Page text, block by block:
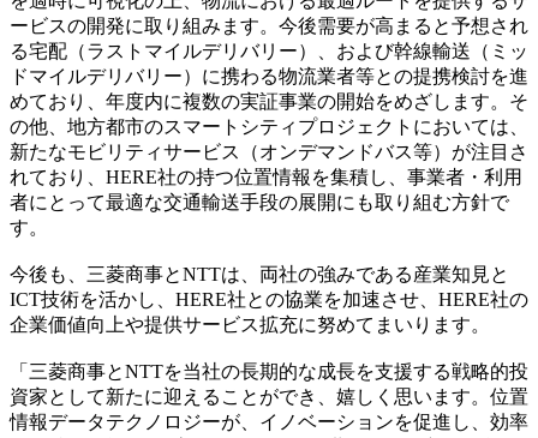
ービスの開発に取り組みます。今後需要が高まると予想され
る宅配（ラストマイルデリバリー）、および幹線輸送（ミッ
ドマイルデリバリー）に携わる物流業者等との提携検討を進
めており、年度内に複数の実証事業の開始をめざします。そ
の他、地方都市のスマートシティプロジェクトにおいては、
新たなモビリティサービス（オンデマンドバス等）が注目さ
れており、HERE社の持つ位置情報を集積し、事業者・利用
者にとって最適な交通輸送手段の展開にも取り組む方針で
す。
今後も、三菱商事とNTTは、両社の強みである産業知見と
ICT技術を活かし、HERE社との協業を加速させ、HERE社の
企業価値向上や提供サービス拡充に努めてまいります。
「三菱商事とNTTを当社の長期的な成長を支援する戦略的投
資家として新たに迎えることができ、嬉しく思います。位置
情報データテクノロジーが、イノベーションを促進し、効率